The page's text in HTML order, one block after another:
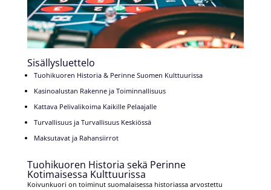
Sisällysluettelo
Tuohikuoren Historia & Perinne Suomen Kulttuurissa
Kasinoalustan Rakenne ja Toiminnallisuus
Kattava Pelivalikoima Kaikille Pelaajalle
Turvallisuus ja Turvallisuus Keskiössä
Maksutavat ja Rahansiirrot
Tuohikuoren Historia sekä Perinne
Kotimaisessa Kulttuurissa
Koivunkuori on toiminut suomalaisessa historiassa arvostettu